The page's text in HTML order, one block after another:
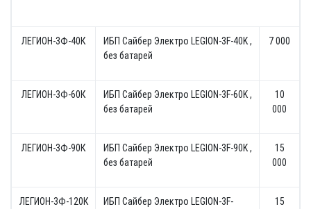
ЛЕГИОН-3Ф-40К
ИБП Сайбер Электро LEGION-3F-40K ,
без батарей
7 000
ЛЕГИОН-3Ф-60К
ИБП Сайбер Электро LEGION-3F-60K ,
без батарей
10
000
ЛЕГИОН-3Ф-90К
ИБП Сайбер Электро LEGION-3F-90K ,
без батарей
15
000
ЛЕГИОН-3Ф-120К
ИБП Сайбер Электро LEGION-3F-
15